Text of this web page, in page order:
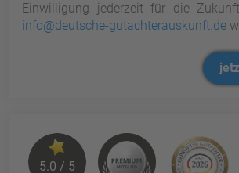
Einwilligung jederzeit für die
info@deutsche-gutachterauskunft.de
5.0 / 5